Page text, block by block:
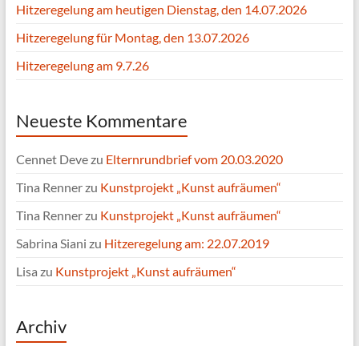
Hitzeregelung am heutigen Dienstag, den 14.07.2026
Hitzeregelung für Montag, den 13.07.2026
Hitzeregelung am 9.7.26
Neueste Kommentare
Cennet Devezu Elternrundbrief vom 20.03.2020
Tina Rennerzu Kunstprojekt „Kunst aufräumen“
Tina Rennerzu Kunstprojekt „Kunst aufräumen“
Sabrina Siani zu Hitzeregelung am: 22.07.2019
Lisa zu Kunstprojekt „Kunst aufräumen“
Archiv